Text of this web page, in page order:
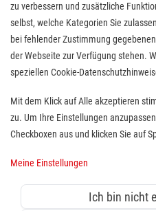
Stellenangebote
Finde deutschlandweit
Arbeitgeber im
Teilzeit, als
Suche
Jobs suchen
zu verbessern und zusätzliche
selbst, welche Kategorien Sie
bei fehlender Zustimmung
der Webseite zur Verfügung stehen.
speziellen Cookie-
Mit dem Klick auf Alle akzeptieren
zu. Um Ihre Einstellungen
Checkboxen aus und klicken Sie auf
Meine Einstellungen
Ich bin nicht